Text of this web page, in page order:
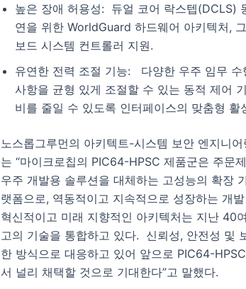
높은 장애 허용성: 듀얼 코어 락스텝(DCLS)
연을 위한 WorldGuard 하드웨어 아키텍처,
보드 시스템 컨트롤러 지원.
유연한 전력 조절 기능: 다양한 우주 임무
사항을 균형 있게 조절할 수 있는 동적 제어
비를 줄일 수 있도록 인터페이스의 맞춤형 활
노스롭그루먼의 아키텍트-시스템 보안 엔지니
는 “마이크로칩의 PIC64-HPSC 제품군은 주문
우주 개발용 솔루션을 대체하는 고성능의 확장
랫폼으로, 역동적이고 지속적으로 성장하는 개
혁신적이고 미래 지향적인 아키텍처는 지난 40
고의 기술을 통합하고 있다. 신뢰성, 안전성 및
한 방식으로 대응하고 있어 앞으로 PIC64-
서 널리 채택할 것으로 기대한다”고 말했다.